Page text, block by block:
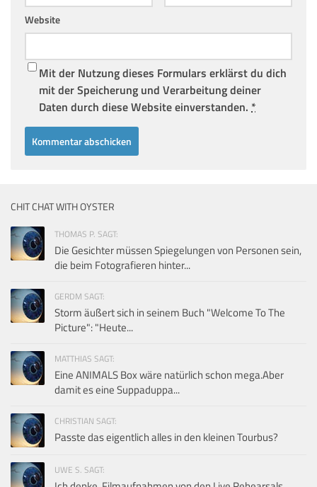
Website
Mit der Nutzung dieses Formulars erklärst du dich
mit der Speicherung und Verarbeitung deiner
Daten durch diese Website einverstanden. *
CHIT CHAT WITH OYSTER
THOMAS P. SAGT:
Die Gesichter müssen Spiegelungen von Personen sein,
die beim Fotografieren hinter...
GERDM SAGT:
Storm äußert sich in seinem Buch "Welcome To The
Picture": "Heute...
MATTHIAS SAGT:
Eine ANIMALS Box wäre natürlich schon mega.Aber
damit es eine Suppaduppa...
CHRISTIAN SAGT:
Passte das eigentlich alles in den kleinen Tourbus?
UWE S. SAGT: